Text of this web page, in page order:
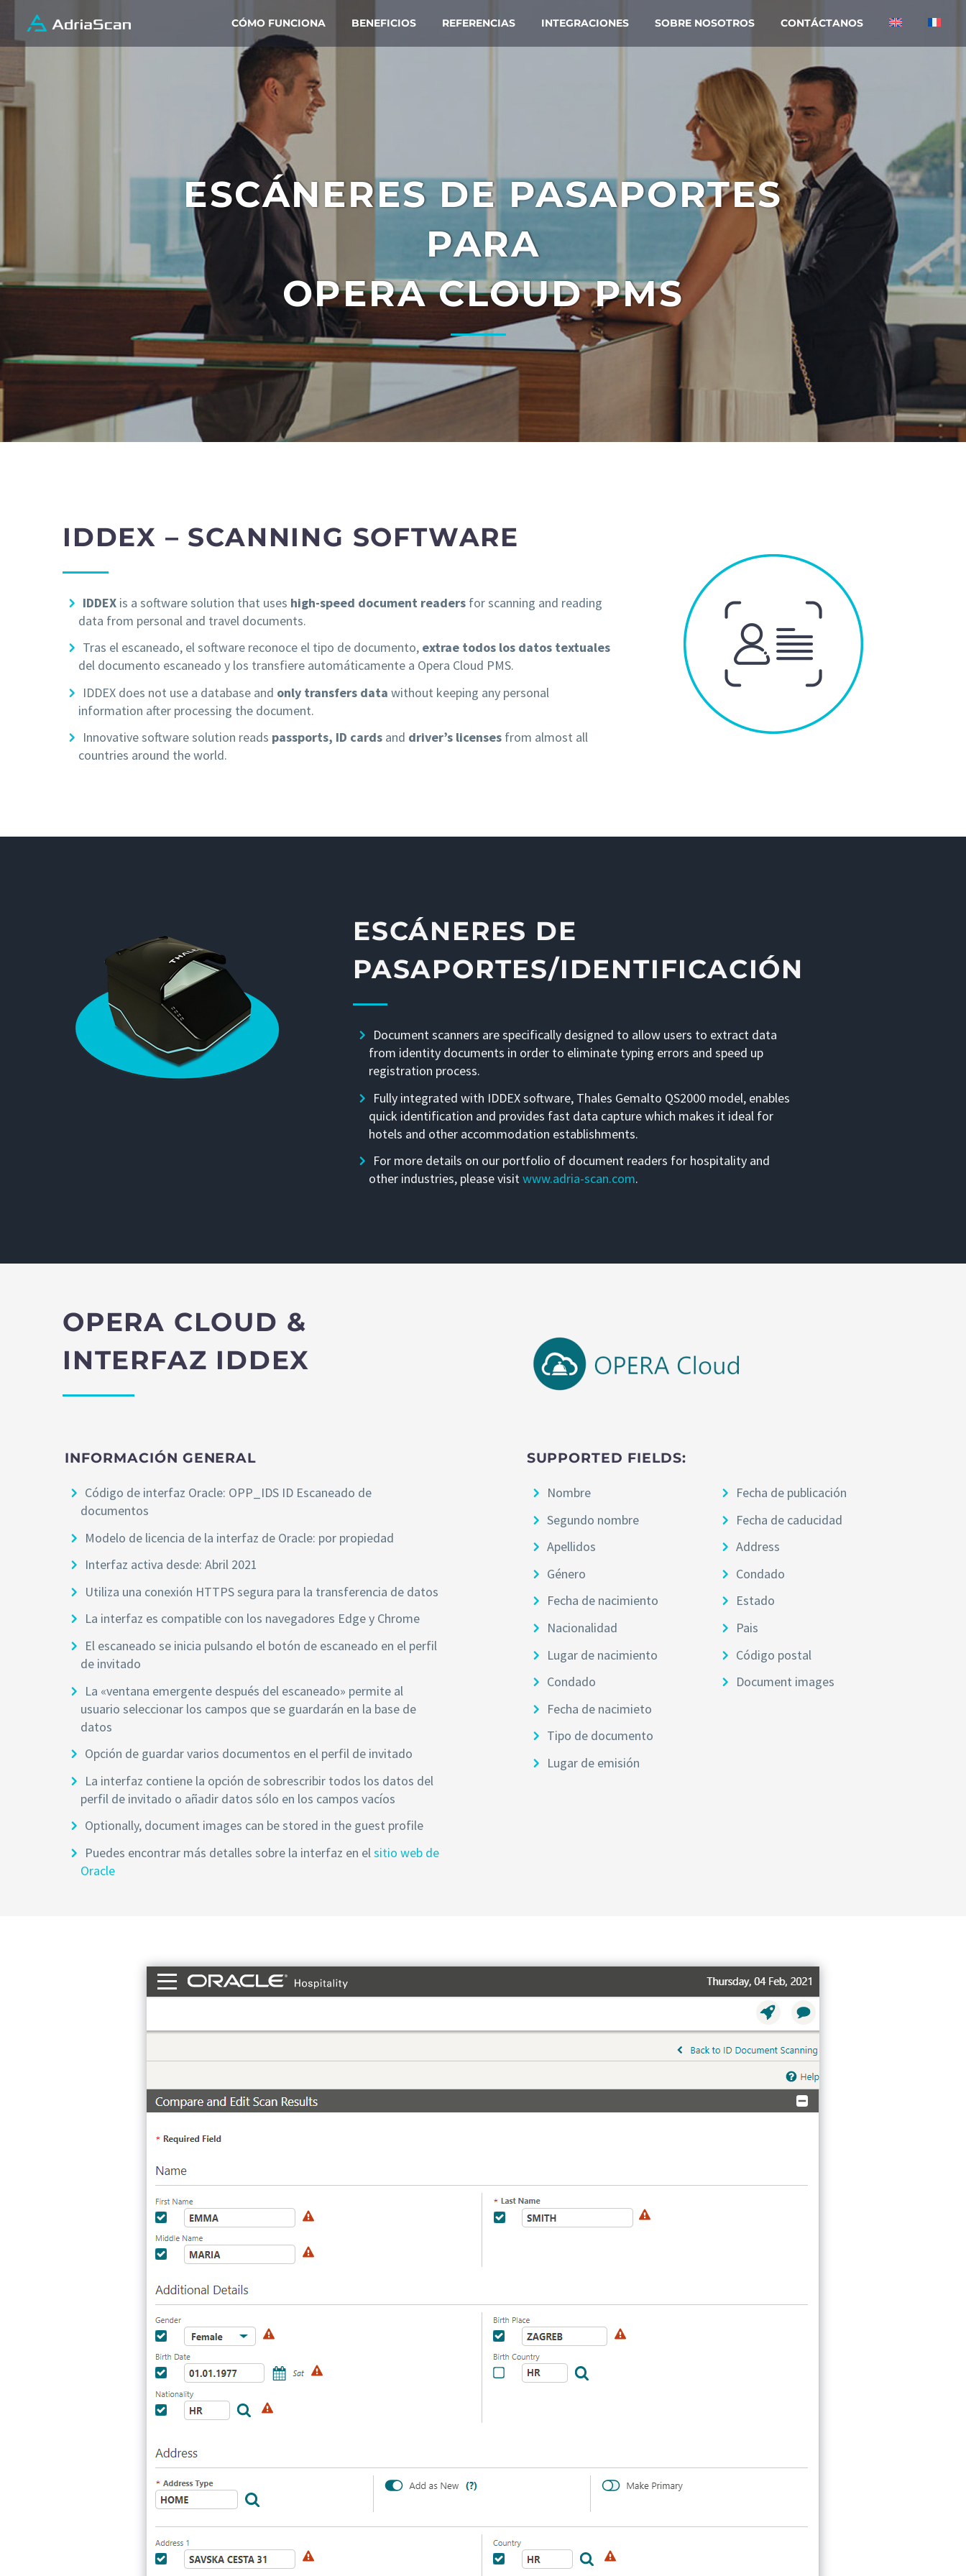
CÓMO FUNCIONA BENEFICIOS REFERENCIAS INTEGRACIONES SOBRE NOSOTROS CONTÁCTANOS
ESCÁNERES DE PASAPORTES
PARA
OPERA CLOUD PMS
IDDEX – SCANNING SOFTWARE
IDDEX is a software solution that uses high-speed document readers for scanning and reading
data from personal and travel documents.
Tras el escaneado, el software reconoce el tipo de documento, extrae todos los datos textuales
del documento escaneado y los transfiere automáticamente a Opera Cloud PMS.
IDDEX does not use a database and only transfers data without keeping any personal
information after processing the document.
Innovative software solution reads passports, ID cards and driver’s licenses from almost all
countries around the world.
ESCÁNERES DE
PASAPORTES/IDENTIFICACIÓN
Document scanners are specifically designed to allow users to extract data
from identity documents in order to eliminate typing errors and speed up
registration process.
Fully integrated with IDDEX software, Thales Gemalto QS2000 model, enables
quick identification and provides fast data capture which makes it ideal for
hotels and other accommodation establishments.
For more details on our portfolio of document readers for hospitality and
other industries, please visitwww.adria-scan.com.
OPERA CLOUD &
INTERFAZ IDDEX
INFORMACIÓN GENERAL
Código de interfaz Oracle: OPP_IDS ID Escaneado de
documentos
Modelo de licencia de la interfaz de Oracle: por propiedad
Interfaz activa desde: Abril 2021
Utiliza una conexión HTTPS segura para la transferencia de datos
La interfaz es compatible con los navegadores Edge y Chrome
El escaneado se inicia pulsando el botón de escaneado en el perfil
de invitado
La «ventana emergente después del escaneado» permite al
usuario seleccionar los campos que se guardarán en la base de
datos
Opción de guardar varios documentos en el perfil de invitado
La interfaz contiene la opción de sobrescribir todos los datos del
perfil de invitado o añadir datos sólo en los campos vacíos
Optionally, document images can be stored in the guest profile
Puedes encontrar más detalles sobre la interfaz en elsitio web de
Oracle
SUPPORTED FIELDS:
Nombre
Segundo nombre
Apellidos
Género
Fecha de nacimiento
Nacionalidad
Lugar de nacimiento
Condado
Fecha de nacimieto
Tipo de documento
Lugar de emisión
Fecha de publicación
Fecha de caducidad
Address
Condado
Estado
Pais
Código postal
Document images